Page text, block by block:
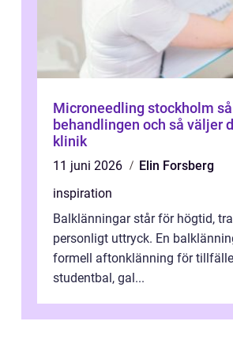
Microneedling stockholm så fungerar
behandlingen och så väljer
klinik
11 juni 2026
Elin Forsberg
inspiration
Balklänningar står för högtid,
personligt uttryck. En
formell aftonklänning för
studentbal, gal...